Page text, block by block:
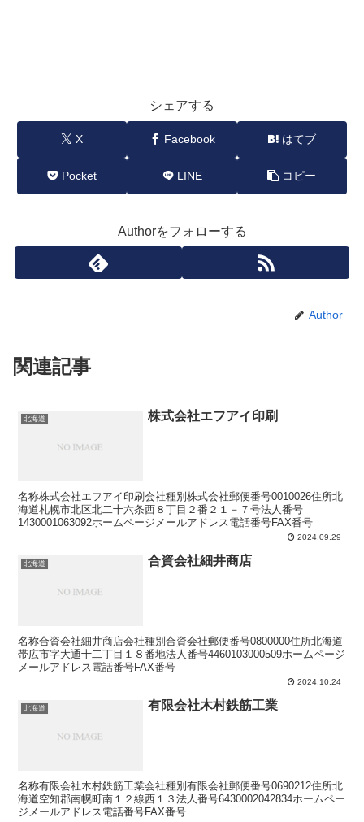
シェアする
X Facebook はてブ
Pocket LINE コピー
Authorをフォローする
Author
関連記事
北海道 株式会社エフアイ印刷
名称株式会社エフアイ印刷会社種別株式会社郵便番号0010026住所北
海道札幌市北区北二十六条西８丁目２番２１－７号法人番号
1430001063092ホームページメールアドレス電話番号FAX番号
2024.09.29
北海道 合資会社細井商店
名称合資会社細井商店会社種別合資会社郵便番号0800000住所北海道
帯広市字大通十二丁目１８番地法人番号4460103000509ホームページ
メールアドレス電話番号FAX番号
2024.10.24
北海道 有限会社木村鉄筋工業
名称有限会社木村鉄筋工業会社種別有限会社郵便番号0690212住所北
海道空知郡南幌町南１２線西１３法人番号6430002042834ホームペー
ジメールアドレス電話番号FAX番号